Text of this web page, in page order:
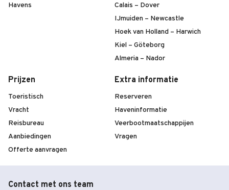
Havens
Calais – Dover
IJmuiden – Newcastle
Hoek van Holland – Harwich
Kiel – Göteborg
Almeria – Nador
Prijzen
Toeristisch
Vracht
Reisbureau
Aanbiedingen
Offerte aanvragen
Extra informatie
Reserveren
Haveninformatie
Veerbootmaatschappijen
Vragen
Contact met ons team